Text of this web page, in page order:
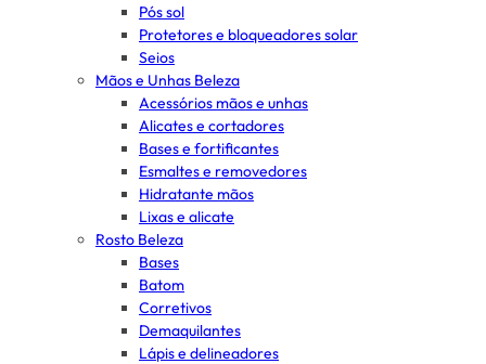
Pós sol
Protetores e bloqueadores solar
Seios
Mãos e Unhas Beleza
Acessórios mãos e unhas
Alicates e cortadores
Bases e fortificantes
Esmaltes e removedores
Hidratante mãos
Lixas e alicate
Rosto Beleza
Bases
Batom
Corretivos
Demaquilantes
Lápis e delineadores